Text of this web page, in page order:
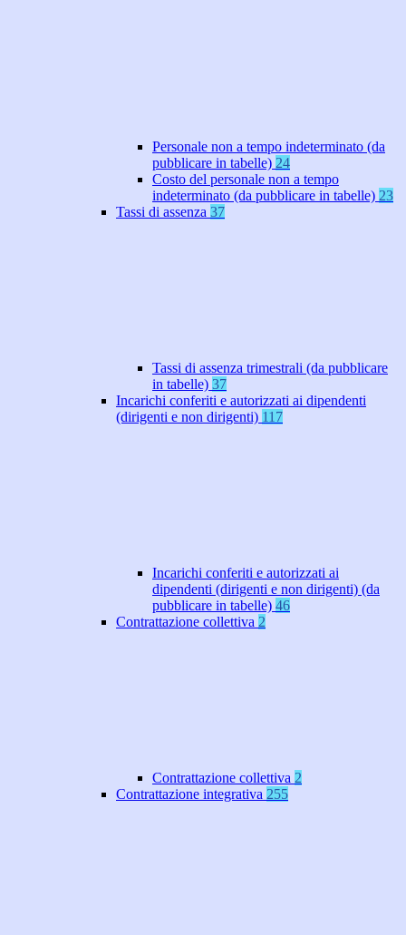
Personale non a tempo indeterminato (da
pubblicare in tabelle) 24
Costo del personale non a tempo
indeterminato (da pubblicare in tabelle) 23
Tassi di assenza 37
Tassi di assenza trimestrali (da pubblicare
in tabelle) 37
Incarichi conferiti e autorizzati ai dipendenti
(dirigenti e non dirigenti) 117
Incarichi conferiti e autorizzati ai
dipendenti (dirigenti e non dirigenti) (da
pubblicare in tabelle) 46
Contrattazione collettiva 2
Contrattazione collettiva 2
Contrattazione integrativa 255